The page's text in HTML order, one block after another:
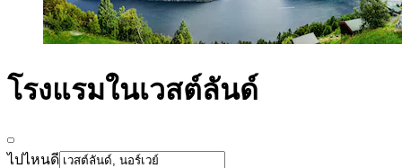
โรงแรมในเวสต์ลันด์
ไปไหนดี